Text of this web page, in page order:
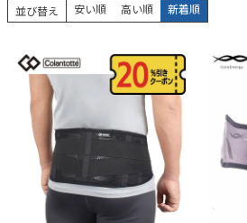
並び替え 安い順 高い順 新着順